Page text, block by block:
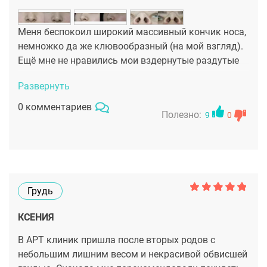
очень меня поддерживал до и после отопластике.
Меня беспокоил широкий массивный кончик носа,
немножко да же клювообразный (на мой взгляд).
Ещё мне не нравились мои вздернутые раздутые
преобразил его ,благодаря ринопластике на
кончик носа, сделав его поменьше и сузил разлет
ноздрей. Лицо перестало выглядеть хищным. А
Развернуть
0 комментариев
Полезно: 9 0
Грудь
КСЕНИЯ
В АРТ клиник пришла после вторых родов с
небольшим лишним весом и некрасивой обвисшей